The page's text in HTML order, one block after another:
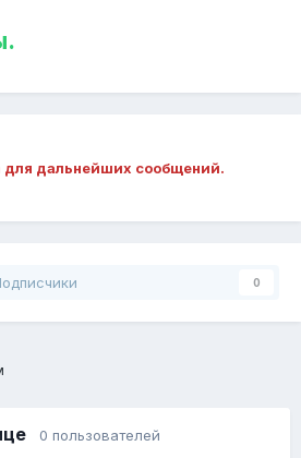
для дальнейших сообщений.
0
0 пользователей